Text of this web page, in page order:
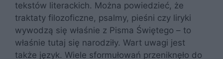
tekstów literackich. Można powiedzieć, że
traktaty filozoficzne, psalmy, pieśni czy liryki
wywodzą się właśnie z Pisma Świętego – to
właśnie tutaj się narodziły. Wart uwagi jest
także język. Wiele sformułowań przeniknęło do